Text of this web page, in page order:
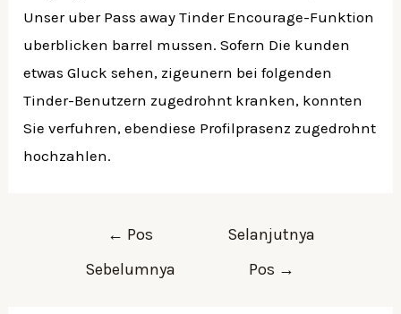
Unser uber Pass away Tinder Encourage-Funktion
uberblicken barrel mussen. Sofern Die kunden
etwas Gluck sehen, zigeunern bei folgenden
Tinder-Benutzern zugedrohnt kranken, konnten
Sie verfuhren, ebendiese Profilprasenz zugedrohnt
hochzahlen.
← Pos
Sebelumnya
Selanjutnya
Pos →